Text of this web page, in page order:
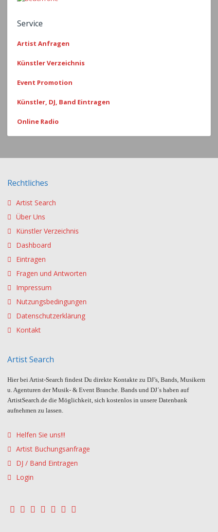
Service
Artist Anfragen
Künstler Verzeichnis
Event Promotion
Künstler, DJ, Band Eintragen
Online Radio
Rechtliches
Artist Search
Über Uns
Künstler Verzeichnis
Dashboard
Eintragen
Fragen und Antworten
Impressum
Nutzungsbedingungen
Datenschutzerklärung
Kontakt
Artist Search
Hier bei Artist-Search findest Du direkte Kontakte zu DJ’s, Bands, Musikern
u. Agenturen der Musik- & Event Branche. Bands und DJ´s haben auf
ArtistSearch.de die Möglichkeit, sich kostenlos in unsere Datenbank
aufnehmen zu lassen.
Helfen Sie uns!!!
Artist Buchungsanfrage
DJ / Band Eintragen
Login